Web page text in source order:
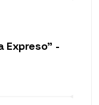
Expreso" -